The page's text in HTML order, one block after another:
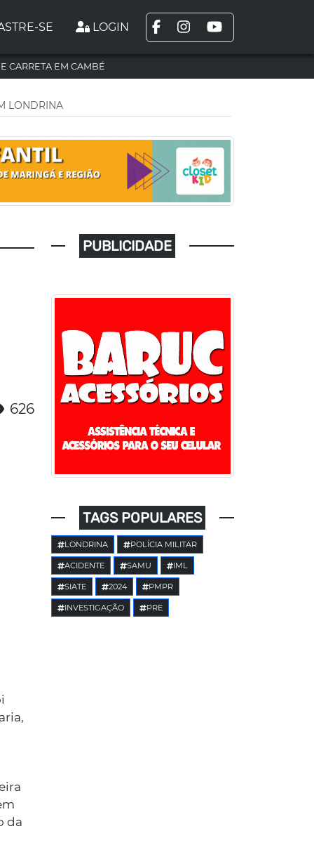
SE LOGIN
CARRETA EM CAMBÉ
LONDRINA
626
da
PUBLICIDADE
TAGS POPULARES
LONDRINA POLÍCIA MILITAR
ACIDENTE SAMU IML
SIATE 2024 PMPR
INVESTIGAÇÃO PRE